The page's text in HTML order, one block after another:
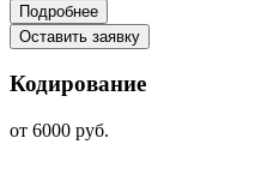
Подробнее
Оставить заявку
Кодирование
от 6000 руб.